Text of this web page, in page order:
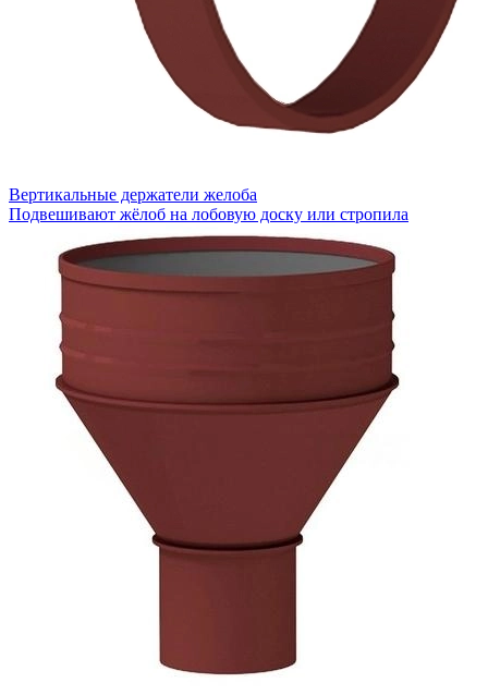
Вертикальные держатели желоба
Подвешивают жёлоб на лобовую доску или стропила